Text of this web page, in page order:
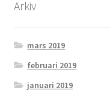
Arkiv
mars 2019
februari 2019
januari 2019